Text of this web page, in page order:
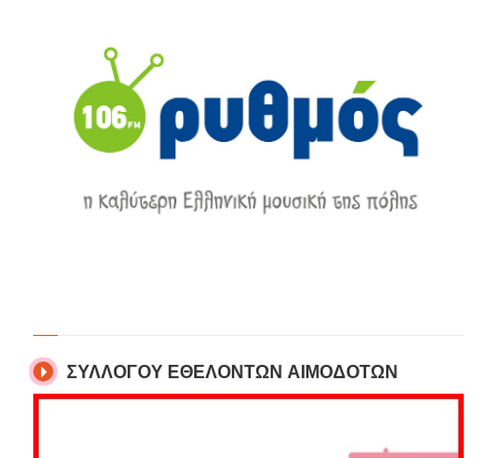
ΣΥΛΛΟΓΟΥ ΕΘΕΛΟΝΤΩΝ ΑΙΜΟΔΟΤΩΝ